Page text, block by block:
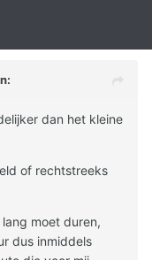
dan het kleine
of rechtstreeks
moet duren,
dus inmiddels